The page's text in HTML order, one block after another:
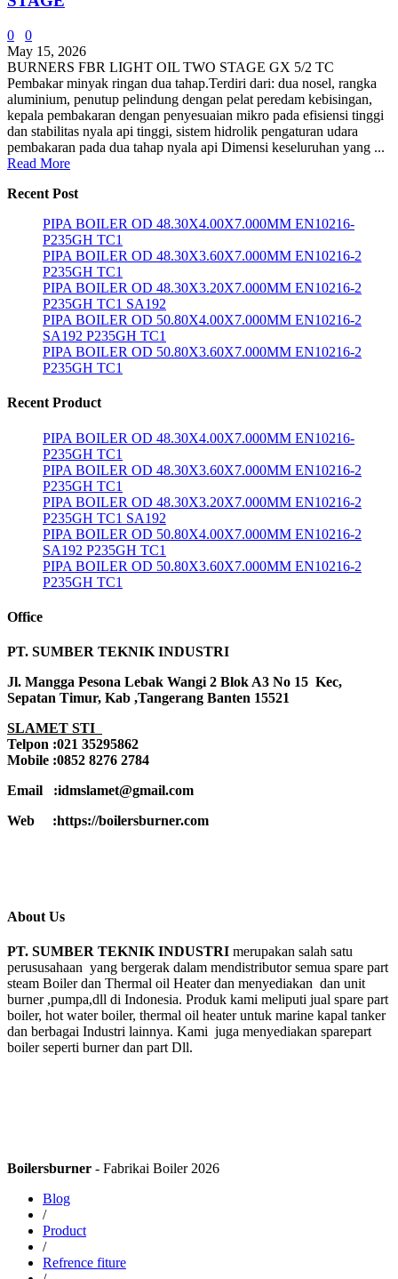
0
0
May 15, 2026
BURNERS FBR LIGHT OIL TWO STAGE GX 5/2 TC
Pembakar minyak ringan dua tahap.Terdiri dari: dua nosel, rangka
aluminium, penutup pelindung dengan pelat peredam kebisingan,
kepala pembakaran dengan penyesuaian mikro pada efisiensi tinggi
dan stabilitas nyala api tinggi, sistem hidrolik pengaturan udara
pembakaran pada dua tahap nyala api Dimensi keseluruhan yang ...
Read More
Recent Post
PIPA BOILER OD 48.30X4.00X7.000MM EN10216-
P235GH TC1
PIPA BOILER OD 48.30X3.60X7.000MM EN10216-2
P235GH TC1
PIPA BOILER OD 48.30X3.20X7.000MM EN10216-2
P235GH TC1 SA192
PIPA BOILER OD 50.80X4.00X7.000MM EN10216-2
SA192 P235GH TC1
PIPA BOILER OD 50.80X3.60X7.000MM EN10216-2
P235GH TC1
Recent Product
PIPA BOILER OD 48.30X4.00X7.000MM EN10216-
P235GH TC1
PIPA BOILER OD 48.30X3.60X7.000MM EN10216-2
P235GH TC1
PIPA BOILER OD 48.30X3.20X7.000MM EN10216-2
P235GH TC1 SA192
PIPA BOILER OD 50.80X4.00X7.000MM EN10216-2
SA192 P235GH TC1
PIPA BOILER OD 50.80X3.60X7.000MM EN10216-2
P235GH TC1
Office
PT. SUMBER TEKNIK INDUSTRI
Jl. Mangga Pesona Lebak Wangi 2 Blok A3 No 15 Kec,
Sepatan Timur, Kab ,Tangerang Banten 15521
SLAMET STI
Telpon :021 35295862
Mobile :0852 8276 2784
Email :idmslamet@gmail.com
Web :https://boilersburner.com
About Us
PT. SUMBER TEKNIK INDUSTRI merupakan salah satu
perususahaan yang bergerak dalam mendistributor semua spare part
steam Boiler dan Thermal oil Heater dan menyediakan dan unit
burner ,pumpa,dll di Indonesia. Produk kami meliputi jual spare part
boiler, hot water boiler, thermal oil heater untuk marine kapal tanker
dan berbagai Industri lainnya. Kami juga menyediakan sparepart
boiler seperti burner dan part Dll.
Boilersburner - Fabrikai Boiler 2026
Blog
/
Product
/
Refrence fiture